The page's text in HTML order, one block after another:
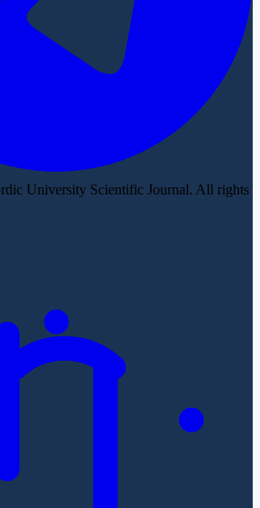
University Scientific Journal. All rights